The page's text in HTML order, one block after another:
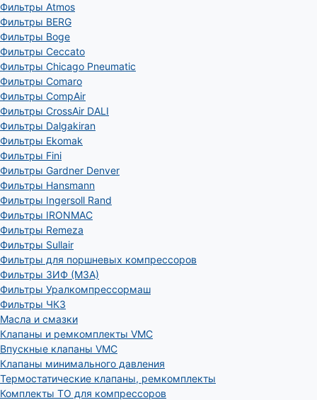
Фильтры Atmos
Фильтры BERG
Фильтры Boge
Фильтры Ceccato
Фильтры Chicago Pneumatic
Фильтры Comaro
Фильтры CompAir
Фильтры CrossAir DALI
Фильтры Dalgakiran
Фильтры Ekomak
Фильтры Fini
Фильтры Gardner Denver
Фильтры Hansmann
Фильтры Ingersoll Rand
Фильтры IRONMAC
Фильтры Remeza
Фильтры Sullair
Фильтры для поршневых компрессоров
Фильтры ЗИФ (МЗА)
Фильтры Уралкомпрессормаш
Фильтры ЧКЗ
Масла и смазки
Клапаны и ремкомплекты VMC
Впускные клапаны VMC
Клапаны минимального давления
Термостатические клапаны, ремкомплекты
Комплекты ТО для компрессоров